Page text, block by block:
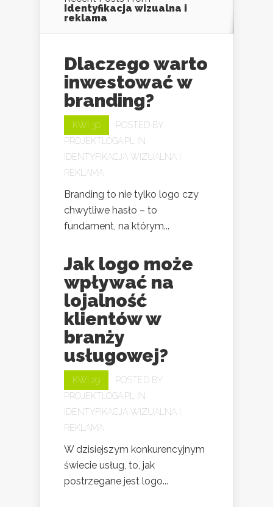
Identyfikacja wizualna i
reklama
Dlaczego warto
inwestować w
branding?
KWI 30
POSTED BY
PROJEKTLOGA.PL
IN
IDENTYFIKACJA WIZUALNA I
REKLAMA
Branding to nie tylko logo czy
chwytliwe hasło – to
fundament, na którym...
Jak logo może
wpływać na
lojalność
klientów w
branży
usługowej?
KWI 29
POSTED BY
PROJEKTLOGA.PL
IN
IDENTYFIKACJA WIZUALNA I
REKLAMA
W dzisiejszym konkurencyjnym
świecie usług, to, jak
postrzegane jest logo...